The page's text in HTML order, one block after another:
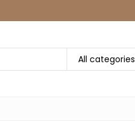
All categories